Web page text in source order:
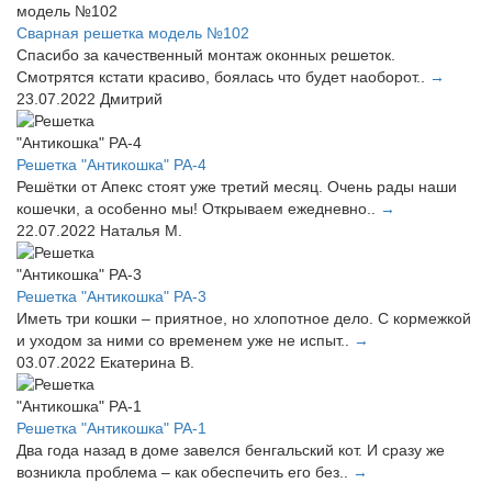
Сварная решетка модель №102
Спасибо за качественный монтаж оконных решеток.
Смотрятся кстати красиво, боялась что будет наоборот..
→
23.07.2022 Дмитрий
Решетка "Антикошка" РА-4
Решётки от Апекс стоят уже третий месяц. Очень рады наши
кошечки, а особенно мы! Открываем ежедневно..
→
22.07.2022 Наталья М.
Решетка "Антикошка" РА-3
Иметь три кошки – приятное, но хлопотное дело. С кормежкой
и уходом за ними со временем уже не испыт..
→
03.07.2022 Екатерина В.
Решетка "Антикошка" РА-1
Два года назад в доме завелся бенгальский кот. И сразу же
возникла проблема – как обеспечить его без..
→